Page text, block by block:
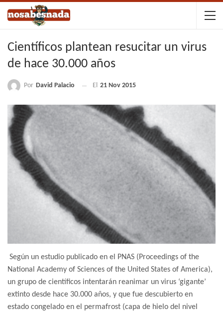
Científicos plantean resucitar un virus
de hace 30.000 años
Por David Palacio El 21 Nov 2015
Según un estudio publicado en el PNAS (Proceedings of the
National Academy of Sciences of the United States of America),
un grupo de científicos intentarán reanimar un virus ‘gigante’
extinto desde hace 30.000 años, y que fue descubierto en
estado congelado en el permafrost (capa de hielo del nivel